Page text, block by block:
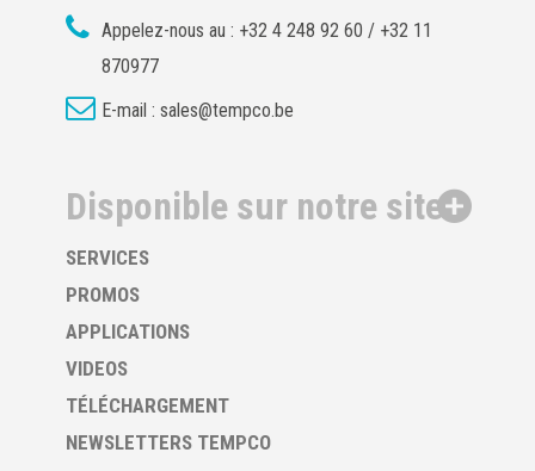
Appelez-nous au : +32 4 248 92 60 / +32 11
870977
E-mail : sales@tempco.be
Disponible sur notre site
SERVICES
PROMOS
APPLICATIONS
VIDEOS
TÉLÉCHARGEMENT
NEWSLETTERS TEMPCO